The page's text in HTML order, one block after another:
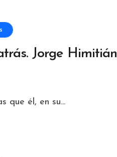
Jorge Himitián
que él, en su...